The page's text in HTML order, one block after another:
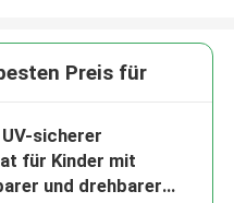
Preis für
sicherer
für Kinder mit
und drehbarer